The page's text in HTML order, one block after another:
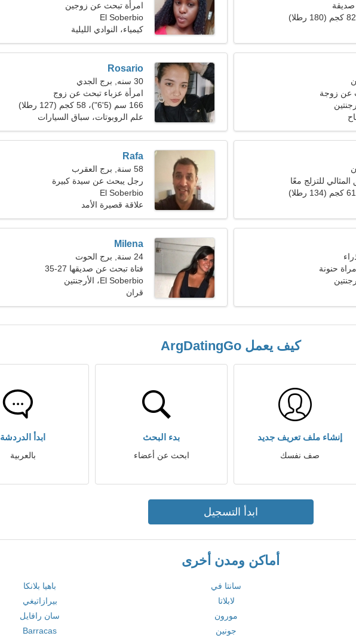
امرأة تبحث عن زوجين
El Soberbio
كيمياء، النوادي الليلية
عن زوجة
Rosario
30 سنه, برج الجدي
امرأة عزباء تبحث عن زوج
166 سم (5'6")، 58 كجم (127 رطلا)
علم الروبوتات، سباق السيارات
للتزلج معًا
Rafa
58 سنة, برج العقرب
رجل يبحث عن سيدة كبيرة
El Soberbio
علاقة قصيرة الأمد
حنونة
Milena
24 سنة, برج الحوت
فتاة تبحث عن صديقها 27-35
El Soberbio، الأرجنتين
قران
كيف يعمل ArgDatingGo
إنشاء ملف تعريف جديد
صف نفسك
بدء البحث
ابحث عن أعضاء
ابدأ الدردشة
بالعربية
ابدأ التسجيل
أماكن ومدن أخرى
سانتا في
باهيا بلانكا
لابلاتا
بيرازاتيغي
مورون
سان رافايل
جونين Barracas